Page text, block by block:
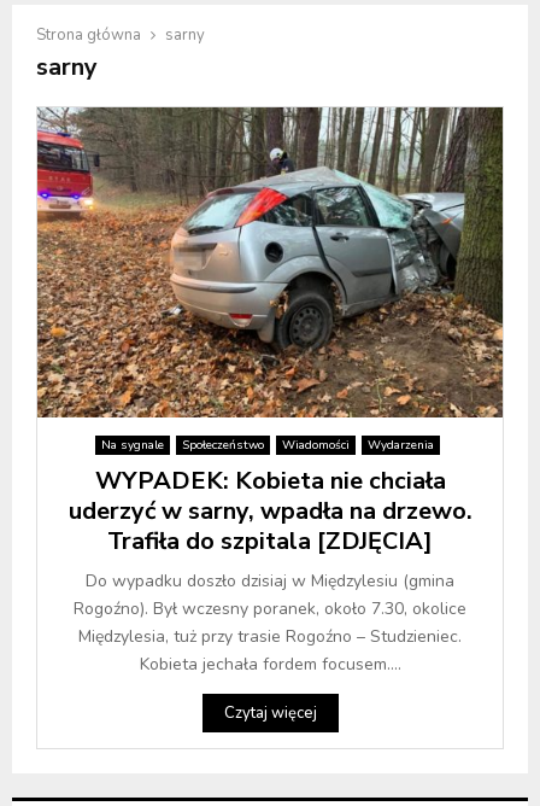
Strona główna sarny
sarny
Na sygnale Społeczeństwo Wiadomości Wydarzenia
WYPADEK: Kobieta nie chciała
uderzyć w sarny, wpadła na drzewo.
Trafiła do szpitala [ZDJĘCIA]
Do wypadku doszło dzisiaj w Międzylesiu (gmina
Rogoźno). Był wczesny poranek, około 7.30, okolice
Międzylesia, tuż przy trasie Rogoźno – Studzieniec.
Kobieta jechała fordem focusem....
Czytaj więcej